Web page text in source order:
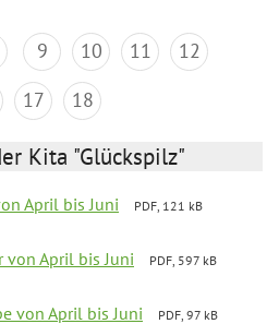
9 10 11
12
17 18
Kita "Glückspilz"
April bis Juni
PDF, 121 kB
von April bis Juni
PDF, 597 kB
von April bis Juni
PDF, 97 kB